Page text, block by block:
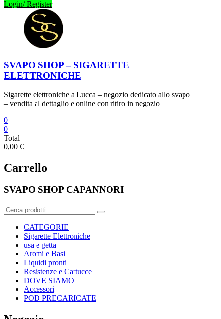
Login/ Register
SVAPO SHOP – SIGARETTE
ELETTRONICHE
Sigarette elettroniche a Lucca – negozio dedicato allo svapo
– vendita al dettaglio e online con ritiro in negozio
0
0
Total
0,00 €
Carrello
SVAPO SHOP CAPANNORI
Cerca:
CATEGORIE
Sigarette Elettroniche
usa e getta
Aromi e Basi
Liquidi pronti
Resistenze e Cartucce
DOVE SIAMO
Accessori
POD PRECARICATE